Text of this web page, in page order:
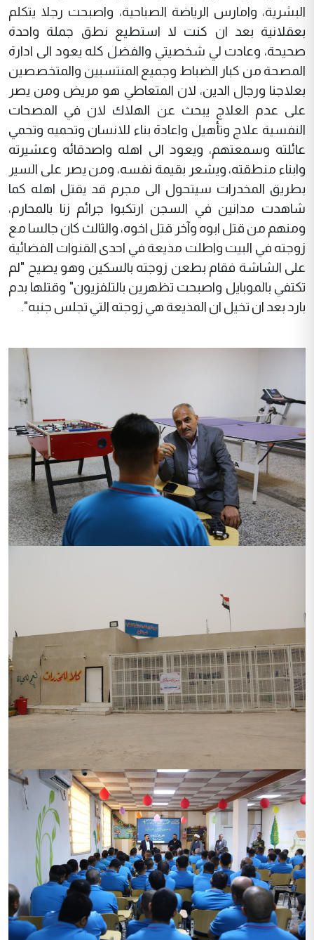
البشرية، وامارس الرياضة الصباحية، واصبحت رجلا يتكلم
بعقلانية بعد ان كنت لا استطيع نطق جملة واحدة
صحيحة، وعادت لي شخصيتي والفضل كله يعود الى ادارة
المصحة من كبار الضباط وجميع المنتسبين والمتخصصين
بعلاجنا ورجال الدين، لان المتعاطي هو مريض ومن يصر
على عدم العلاج يبحث عن الهلاك لان في المصحات
النفسية علاج وتأهيل واعادة بناء للانسان وتحميه وتحمي
عائلته وسمعتهم، ويعود الى اهله واصدقائه وعشيرته
وابناء منطقته، ويشعر بقيمة نفسه، ومن يصر على السير
بطريق المخدرات سيتحول الى مجرم قد يقتل اهله كما
شاهدت مدانين في السجن ارتكبوا جرائم زنا بالمحارم،
ومنهم من قتل ابوه وآخر قتل اخوه، والثالث كان جالسا مع
زوجته في البيت واطلت مذيعة في احدى القنوات الفضائية
على الشاشة فقام بطعن زوجته بالسكين وهو يصيح "لم
تكتفي بالموبايل واصبحت تظهرين بالتلفزيون" وقتلها بدم
بارد بعد ان تخيل ان المذيعة هي زوجته التي تجلس جنبه".